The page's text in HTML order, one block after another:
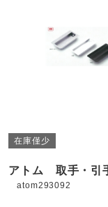
在庫僅少
アトム 取手・引
atom293092